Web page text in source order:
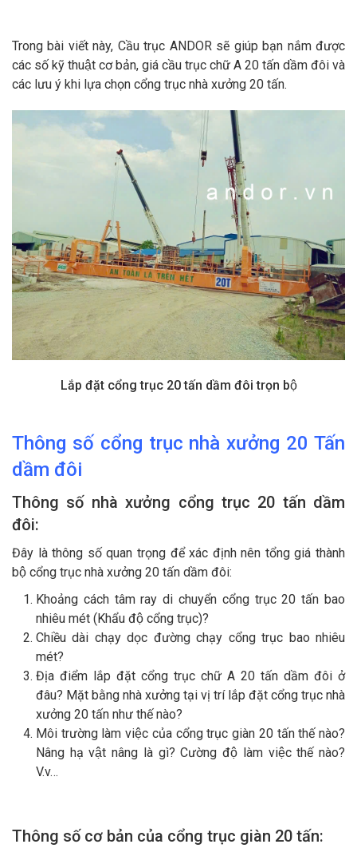
Trong bài viết này, Cầu trục ANDOR sẽ giúp bạn nắm được
các số kỹ thuật cơ bản, giá cầu trục chữ A 20 tấn dầm đôi và
các lưu ý khi lựa chọn cổng trục nhà xưởng 20 tấn.
Lắp đặt cổng trục 20 tấn dầm đôi trọn bộ
Thông số cổng trục nhà xưởng 20 Tấn
dầm đôi
Thông số nhà xưởng cổng trục 20 tấn dầm
đôi:
Đây là thông số quan trọng để xác định nên tổng giá thành
bộ cổng trục nhà xưởng 20 tấn dầm đôi:
Khoảng cách tâm ray di chuyển cổng trục 20 tấn bao
nhiêu mét (Khẩu độ cổng trục)?
Chiều dài chạy dọc đường chạy cổng trục bao nhiêu
mét?
Địa điểm lắp đặt cổng trục chữ A 20 tấn dầm đôi ở
đâu? Mặt bằng nhà xưởng tại vị trí lắp đặt cổng trục nhà
xưởng 20 tấn như thế nào?
Môi trường làm việc của cổng trục giàn 20 tấn thế nào?
Nâng hạ vật nâng là gì? Cường độ làm việc thế nào?
V.v…
Thông số cơ bản của cổng trục giàn 20 tấn: